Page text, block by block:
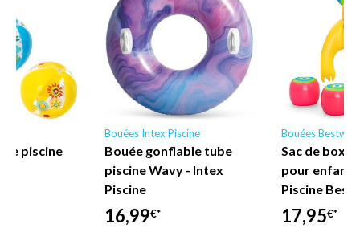
piscine
Bouées Intex Piscine
Bouée gonflable tube
piscine Wavy - Intex
Piscine
16,99€*
Bouées Bestway
Sac de boxe
pour
Piscine
17,95€*